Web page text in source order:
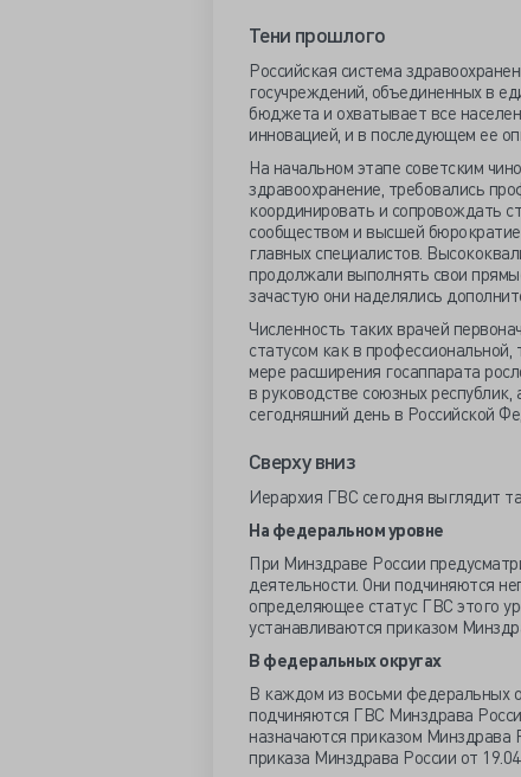
Тени прошлого
Российская система
госучреждений, объединенных в
бюджета и охватывает все
инновацией, и в последующем ее
На начальном этапе советским
здравоохранение, требовались
координировать и сопровождать
сообществом и высшей
главных специалистов.
продолжали выполнять свои
зачастую они наделялись
Численность таких врачей
статусом как в
мере расширения госаппарата
в руководстве союзных
сегодняшний день в Российской
Сверху вниз
Иерархия ГВС сегодня выглядит
На федеральном уровне
При Минздраве России
деятельности. Они подчиняются
определяющее статус ГВС этого
устанавливаются приказом
В федеральных округах
В каждом из восьми федеральных
подчиняются ГВС Минздрава
назначаются приказом Минздрава
приказа Минздрава России от